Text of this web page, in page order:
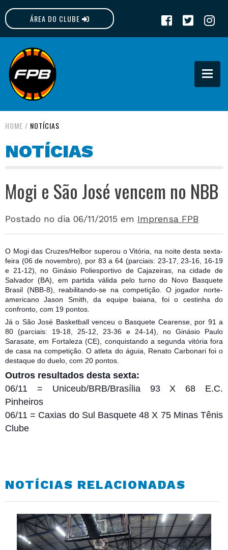
ÁREA DO CLUBE
FPB
HOME / NOTÍCIAS
NOTÍCIAS
Mogi e São José vencem no NBB
Postado no dia 06/11/2015 em Imprensa FPB
O Mogi das Cruzes/Helbor superou o Vitória, na noite desta sexta-
feira (06 de novembro), por 83 a 64 (parciais: 23-17, 23-16, 16-19
e 21-12), no Ginásio Poliesportivo de Cajazeiras, na cidade de
Salvador (BA), em partida válida pelo turno do Novo Basquete
Brasil (NBB-8), reabilitando-se na competição. O jogador norte-
americano Jason Smith, da equipe baiana, foi o cestinha do
confronto, com 19 pontos.
Já o São José Basketball venceu o Basquete Cearense, por 91 a
80 (parciais: 19-18, 25-12, 23-36 e 24-14), no Ginásio Paulo
Sarasate, em Fortaleza (CE), conquistando a segunda vitória fora
de casa na competição. O atleta do águia, Renato Carbonari foi o
destaque do duelo, com 20 pontos.
Outros resultados desta sexta:
06/11 = Uniceub/BRB/Brasília 93 X 68 E.C.
Pinheiros
06/11 = Caxias do Sul Basquete 48 X 75 Minas Tênis
Clube
NOTÍCIAS RELACIONADAS